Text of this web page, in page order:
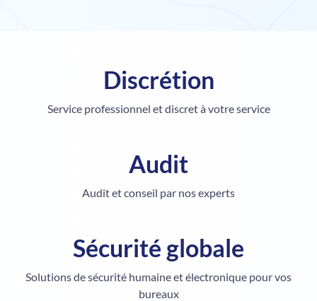
Discrétion
Service professionnel et discret à votre service
Audit
Audit et conseil par nos experts
Sécurité globale
Solutions de sécurité humaine et électronique pour vos
bureaux